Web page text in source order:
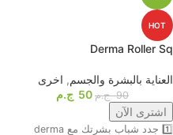
HOT
Derma Roller Sq
العناية بالبشرة والجسم, اخرى
90 ج.م 50 ج.م
اشترى الآن
1️⃣ جدد شباب بشرتك مع derma